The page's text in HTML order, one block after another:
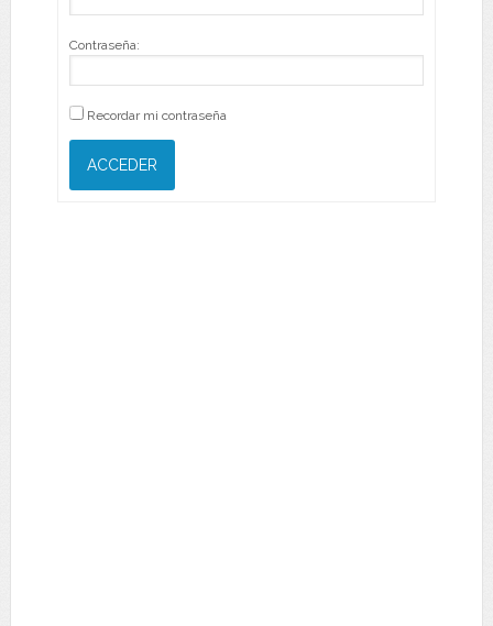
Contraseña:
Recordar mi contraseña
ACCEDER